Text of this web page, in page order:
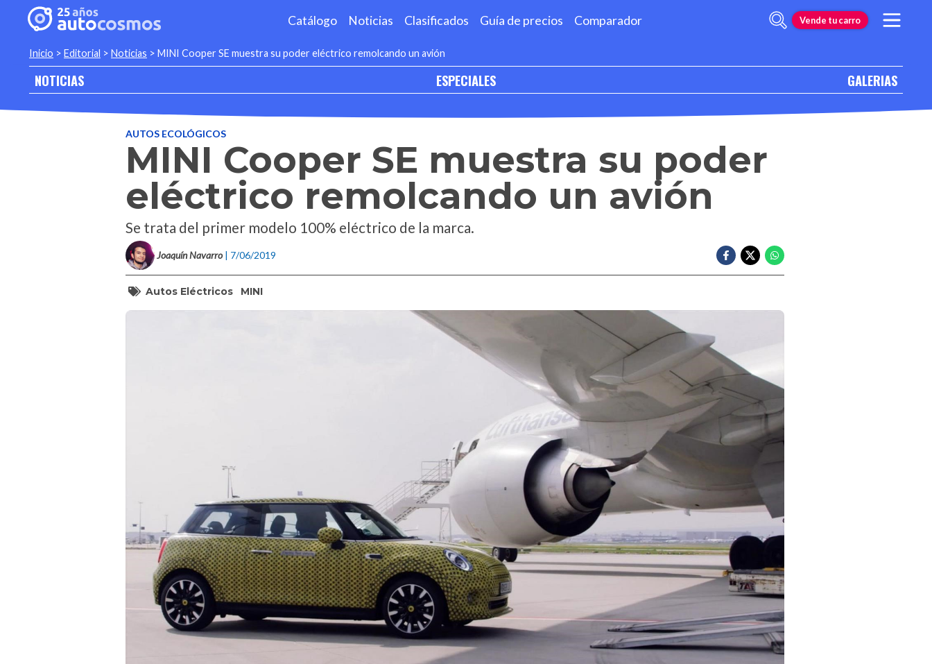
Catálogo Noticias Clasificados Guía de precios Comparador Vende tu carro
Inicio > Editorial > Noticias > MINI Cooper SE muestra su poder eléctrico remolcando un avión
NOTICIAS ESPECIALES GALERIAS
AUTOS ECOLÓGICOS
MINI Cooper SE muestra su poder
eléctrico remolcando un avión
Se trata del primer modelo 100% eléctrico de la marca.
Joaquín Navarro | 7/06/2019
Autos Eléctricos MINI